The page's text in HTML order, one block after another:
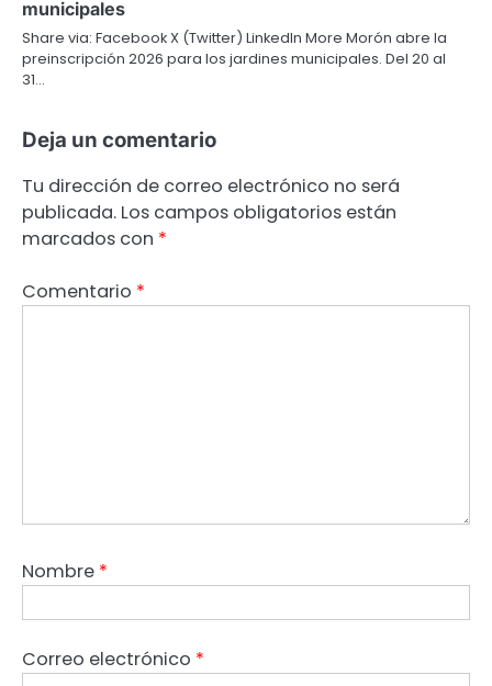
municipales
Share via: Facebook X (Twitter) LinkedIn More Morón abre la
preinscripción 2026 para los jardines municipales. Del 20 al
31…
Deja un comentario
Tu dirección de correo electrónico no será
publicada. Los campos obligatorios están
marcados con *
Comentario *
Nombre *
Correo electrónico *